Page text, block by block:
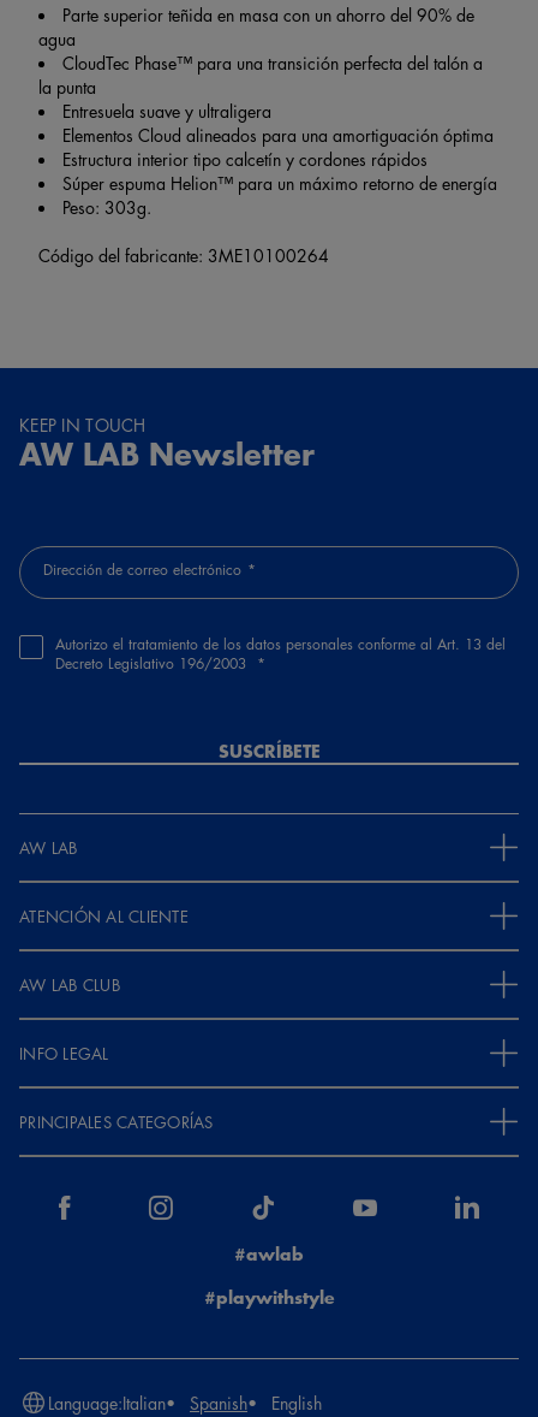
Parte superior teñida en masa con un ahorro del 90% de
agua
CloudTec Phase™ para una transición perfecta del talón a
la punta
Entresuela suave y ultraligera
Elementos Cloud alineados para una amortiguación óptima
Estructura interior tipo calcetín y cordones rápidos
Súper espuma Helion™ para un máximo retorno de energía
Peso: 303g.
Código del fabricante: 3ME10100264
KEEP IN TOUCH
AW LAB Newsletter
Dirección de correo electrónico
Autorizo el tratamiento de los datos personales conforme al Art. 13 del
Decreto Legislativo 196/2003
SUSCRÍBETE
AW LAB
ATENCIÓN AL CLIENTE
AW LAB CLUB
INFO LEGAL
PRINCIPALES CATEGORÍAS
#awlab
#playwithstyle
Language:Italian Spanish English